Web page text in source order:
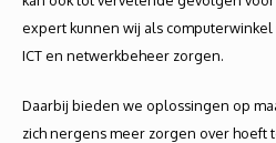
expert kunnen wij als
ICT en netwerkbeheer zorgen.
Daarbij bieden we oplossingen op
zich nergens meer zorgen over hoeft